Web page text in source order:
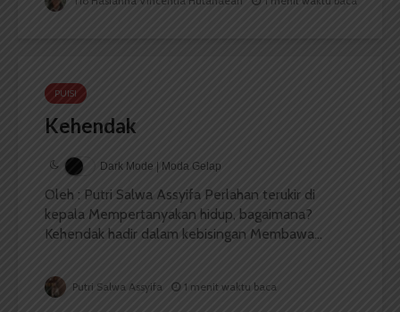
PUISI
Kehendak
Dark Mode | Moda Gelap
Oleh : Putri Salwa Assyifa Perlahan terukir di
kepala Mempertanyakan hidup, bagaimana?
Kehendak hadir dalam kebisingan Membawa...
Putri Salwa Assyifa 1 menit waktu baca